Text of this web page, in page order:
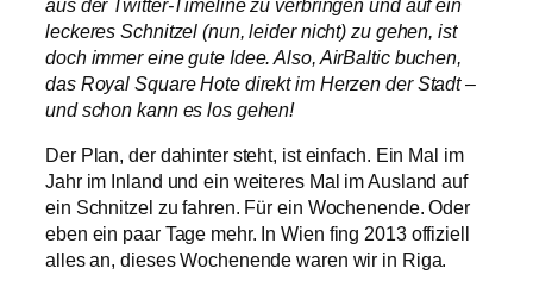
aus der Twitter-Timeline zu verbringen und auf ein
leckeres Schnitzel (nun, leider nicht) zu gehen, ist
doch immer eine gute Idee. Also, AirBaltic buchen,
das Royal Square Hote direkt im Herzen der Stadt –
und schon kann es los gehen!
Der Plan, der dahinter steht, ist einfach. Ein Mal im
Jahr im Inland und ein weiteres Mal im Ausland auf
ein Schnitzel zu fahren. Für ein Wochenende. Oder
eben ein paar Tage mehr. In Wien fing 2013 offiziell
alles an, dieses Wochenende waren wir in Riga.